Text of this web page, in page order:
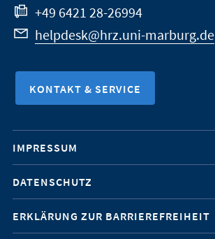
+49 6421 28-26994
helpdesk@hrz.uni-marburg.de
KONTAKT & SERVICE
Mobile-
Service-
Navigation
IMPRESSUM
DATENSCHUTZ
ERKLÄRUNG ZUR BARRIEREFREIHEIT